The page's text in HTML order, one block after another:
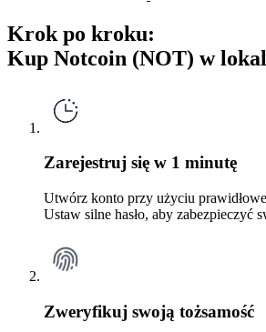
Krok po kroku:
Kup Notcoin (NOT) w
Zarejestruj się w 1 minutę
Utwórz konto przy użyciu
Ustaw silne hasło, aby zabezpieczyć
Zweryfikuj swoją tożsamość